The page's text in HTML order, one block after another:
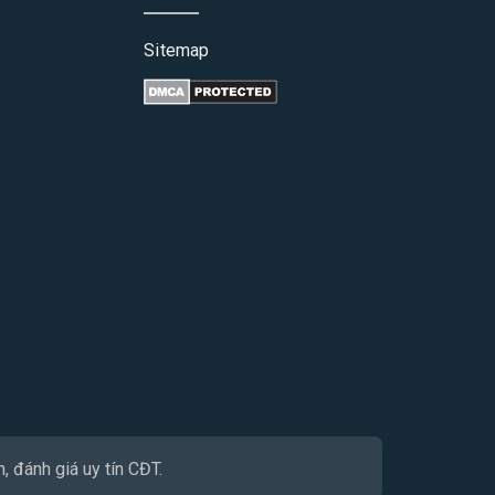
Sitemap
đánh giá uy tín CĐT.